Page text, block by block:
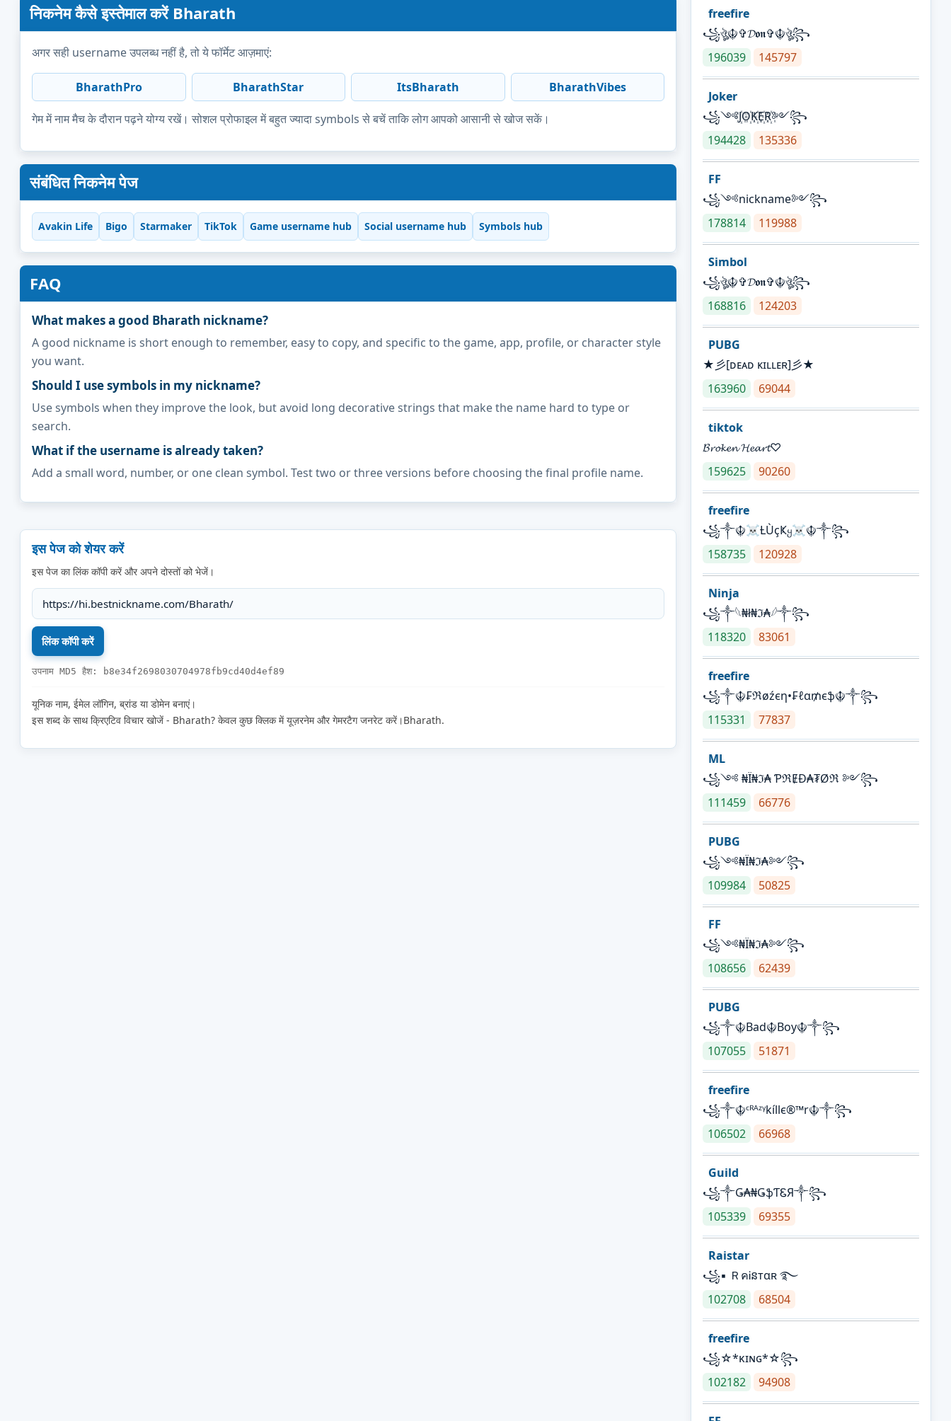
निकनेम कैसे इस्तेमाल करें Bharath
अगर सही username उपलब्ध नहीं है, तो ये फॉर्मेट आज़माएं:
BharathPro BharathStar ItsBharath BharathVibes
गेम में नाम मैच के दौरान पढ़ने योग्य रखें। सोशल प्रोफाइल में बहुत ज्यादा symbols से बचें ताकि लोग आपको आसानी से खोज सकें।
संबंधित निकनेम पेज
Avakin Life Bigo Starmaker TikTok Game username hub Social username hub Symbols hub
FAQ
What makes a good Bharath nickname?
A good nickname is short enough to remember, easy to copy, and specific to the game, app, profile, or character style
you want.
Should I use symbols in my nickname?
Use symbols when they improve the look, but avoid long decorative strings that make the name hard to type or
search.
What if the username is already taken?
Add a small word, number, or one clean symbol. Test two or three versions before choosing the final profile name.
इस पेज को शेयर करें
इस पेज का लिंक कॉपी करें और अपने दोस्तों को भेजें।
उपनाम MD5 हैश: b8e34f2698030704978fb9cd40d4ef89
यूनिक नाम, ईमेल लॉगिन, ब्रांड या डोमेन बनाएं।
इस शब्द के साथ क्रिएटिव विचार खोजें - Bharath? केवल कुछ क्लिक में यूज़रनेम और गेमरटैग जनरेट करें।Bharath.
freefire
꧁ঔৣ☬✞𝓓𝖔𝖓✞☬ঔৣ꧂
196039
145797
Joker
꧁༺J꙰O꙰K꙰E꙰R꙰༻꧂
194428
135336
FF
꧁༺nickname༻꧂
178814
119988
Simbol
꧁ঔৣ☬✞𝓓𝖔𝖓✞☬ঔৣ꧂
168816
124203
PUBG
★彡[ᴅᴇᴀᴅ ᴋɪʟʟᴇʀ]彡★
163960
69044
tiktok
𝓑𝓻𝓸𝓴𝓮𝓷 𝓗𝓮𝓪𝓻𝓽♡
159625
90260
freefire
꧁༒☬☠Ƚ︎ÙçҜყ☠︎☬༒꧂
158735
120928
Ninja
꧁⁣༒𓆩₦ł₦ℑ₳𓆪༒꧂
118320
83061
freefire
꧁༒☬₣ℜøźєη•₣ℓα₥єֆ☬༒꧂
115331
77837
ML
꧁༺ ₦Ї₦ℑ₳ ƤℜɆĐ₳₮Øℜ ༻꧂
111459
66776
PUBG
꧁༺₦Ї₦ℑ₳༻꧂
109984
50825
FF
꧁༺₦Ї₦ℑ₳༻꧂
108656
62439
PUBG
꧁༒☬Bad☬Boy☬༒꧂
107055
51871
freefire
꧁༒☬ᶜᴿᴬᶻᵞkíllє®™r☬༒꧂
106502
66968
Guild
꧁༒Ǥ₳₦ǤֆƬᏋЯ༒꧂
105339
69355
Raistar
꧁▪ ＲคᎥនтαʀ ࿐
102708
68504
freefire
꧁☆*κɪɴɢ*☆꧂
102182
94908